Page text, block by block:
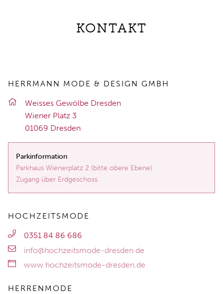
KONTAKT
HERRMANN MODE & DESIGN GMBH
Weis­ses Ge­wöl­be Dres­den
Wie­ner Platz 3
01069 Dres­den
Parkinformation
Parkhaus Wienerplatz 2 (bitte obere Ebene)
Zugang über Erdgeschoss
HOCHZEITSMODE
0351 84 86 686
info@hochzeitsmode-dresden.de
www.hochzeitsmode-dresden.de
HERRENMODE